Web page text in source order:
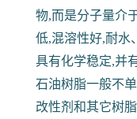
物,而是分子量介
低,混溶性好,耐水
具有化学稳定,并
石油树脂一般不
改性剂和其它树脂